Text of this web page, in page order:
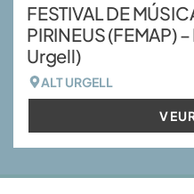
FESTIVAL DE
PIRINEUS (FEMAP)
Urgell)
ALT URGELL